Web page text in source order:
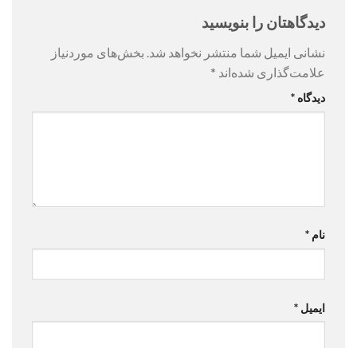
دیدگاهتان را بنویسید
نشانی ایمیل شما منتشر نخواهد شد. بخش‌های موردنیاز
علامت‌گذاری شده‌اند *
دیدگاه *
نام *
ایمیل *